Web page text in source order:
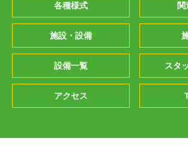
各種様式 関
施設・設備
設備一覧 スタ
アクセス